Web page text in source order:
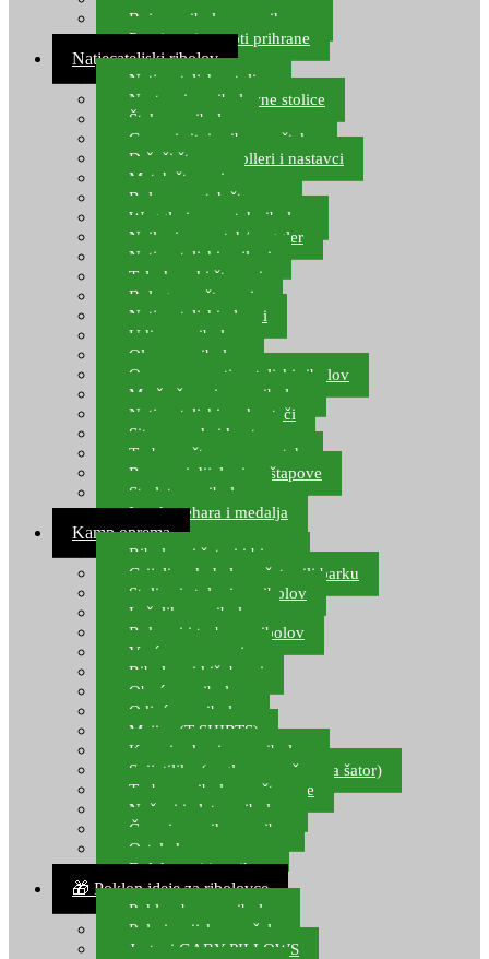
Boje za ribolovnu prihranu
Provjereni recepti prihrane
Natjecateljski ribolov
Natjecateljske stolice
Nastavci za ribolovne stolice
Šteke za ribolov
Gume i sitni pribor za šteku
Držači štapova rolleri i nastavci
Match štapovi
Role za match štapove
Waggleri za match ribolov
Najloni za match/waggler
Natjecateljski najloni
Teleskopski štapovi
Bolognese štapovi
Natjecateljski plovci
Udice za ribolov
Olovo za ribolov
Oprema za natjecateljski ribolov
Mreže čuvarice za ribolov
Natjecateljski podmetači
Sito, posude i kante
Torbe za štapove – match
Rezervni dijelovi za štapove
Starlete za ribolov
Izrada pehara i medalja
Kamp oprema
Ribolovni šatori i bivvy
Grijalice, kuhala za šator ili barku
Stolice i stolovi za ribolov
Ležaljke za ribolov
Ruksaci i torbe za ribolov
Vreće za spavanje
Ribolovni kišobrani
Obuća za ribolov
Odjeća za ribolov
Majice (T-SHIRTS)
Kape i rukavice za ribolov
Svijetiljke (naglavne, ručne, za šator)
Torbe za ribolovne štapove
Noževi i alat za ribolov
Čamci za prihranu ribe
Ostala kamp oprema
Dalekozori i optika
🎁 Poklon ideje za ribolovce
Poklon bon za ribolov
Polarizacijske naočale
Jastuci GABY PILLOWS